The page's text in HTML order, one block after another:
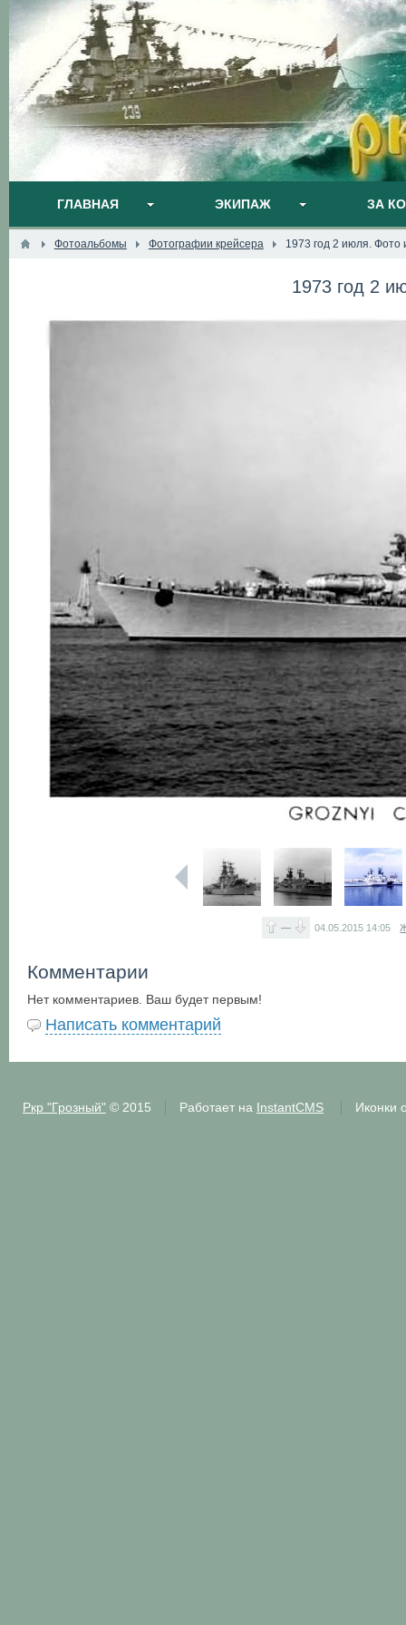
ГЛАВНАЯ ЭКИПАЖ ЗА
Фотоальбомы Фотографии крейсера 1973 год 2 июля. Фото
1973 год 2
— 04.05.2015 14:05
Комментарии
Нет комментариев. Ваш будет первым!
Написать комментарий
Ркр "Грозный"© 2015 Работает на InstantCMS Иконки